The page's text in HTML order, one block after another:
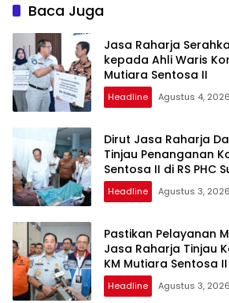
Baca Juga
Jasa Raharja
kepada Ahli Waris
Mutiara Sentosa II
Headline Agustus 4, 2026
Dirut Jasa Raharja
Tinjau Penanganan
Sentosa II di RS PHC
Headline Agustus 3, 2026
Pastikan Pelayanan
Jasa Raharja Tinjau
KM Mutiara Sentosa II
Headline Agustus 3, 2026